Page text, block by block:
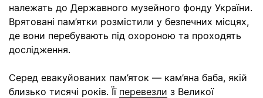
належать до Державного музейного фонду України.
Врятовані пам’ятки розмістили у безпечних місцях,
де вони перебувають під охороною та проходять
дослідження.
Серед евакуйованих пам’яток — кам’яна баба, якій
близько тисячі років. Її перевезли з Великої